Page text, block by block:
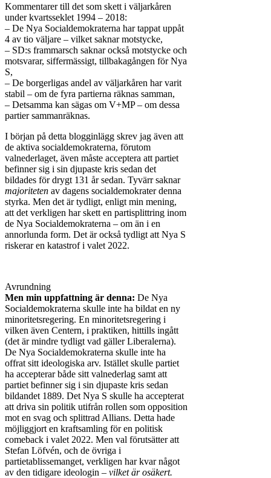
Kommentarer till det som skett i väljarkåren
under kvartsseklet 1994 – 2018:
– De Nya Socialdemokraterna har tappat uppåt
4 av tio väljare – vilket saknar motstycke,
– SD:s frammarsch saknar också motstycke och
motsvarar, siffermässigt, tillbakagången för Nya
S,
– De borgerligas andel av väljarkåren har varit
stabil – om de fyra partierna räknas samman,
– Detsamma kan sägas om V+MP – om dessa
partier sammanräknas.
I början på detta blogginlägg skrev jag även att
de aktiva socialdemokraterna, förutom
valnederlaget, även måste acceptera att partiet
befinner sig i sin djupaste kris sedan det
bildades för drygt 131 år sedan. Tyvärr saknar
majoriteten av dagens socialdemokrater denna
styrka. Men det är tydligt, enligt min mening,
att det verkligen har skett en partisplittring inom
de Nya Socialdemokraterna – om än i en
annorlunda form. Det är också tydligt att Nya S
riskerar en katastrof i valet 2022.
Avrundning
Men min uppfattning är denna: De Nya
Socialdemokraterna skulle inte ha bildat en ny
minoritetsregering. En minoritetsregering i
vilken även Centern, i praktiken, hittills ingått
(det är mindre tydligt vad gäller Liberalerna).
De Nya Socialdemokraterna skulle inte ha
offrat sitt ideologiska arv. Istället skulle partiet
ha accepterar både sitt valnederlag samt att
partiet befinner sig i sin djupaste kris sedan
bildandet 1889. Det Nya S skulle ha accepterat
att driva sin politik utifrån rollen som opposition
mot en svag och splittrad Allians. Detta hade
möjliggjort en kraftsamling för en politisk
comeback i valet 2022. Men val förutsätter att
Stefan Löfvén, och de övriga i
partietablissemanget, verkligen har kvar något
av den tidigare ideologin – vilket är osäkert.